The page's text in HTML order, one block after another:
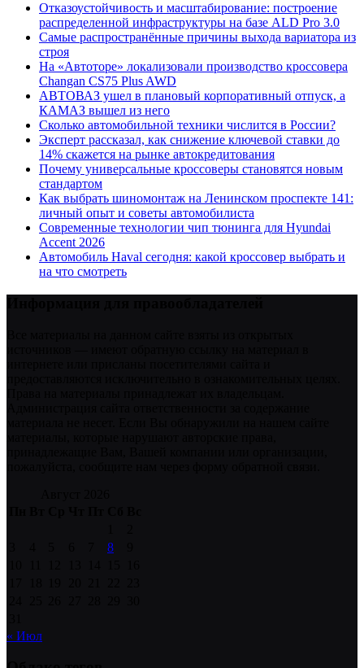
Отказоустойчивость и масштабирование: построение
распределенной инфраструктуры на базе ALD Pro 3.0
Самые распространённые причины выхода вариатора из
строя
На «Автоторе» локализовали производство кроссовера
Changan CS75 Plus AWD
АВТОВАЗ ушел в плановый корпоративный отпуск, а
КАМАЗ вышел из него
Сколько автомобильной техники числится в России?
Эксперт рассказал, как снижение ключевой ставки до
14% скажется на рынке автокредитования
Почему универсальные кроссоверы становятся новым
стандартом
Как выбрать шиномонтаж на Ленинском проспекте 141:
личный опыт и советы автомобилиста
Современные технологии чип тюнинга для Hyundai
Accent 2026
Автомобиль Haval сегодня: какой кроссовер выбрать и
на что смотреть
8
« Июл